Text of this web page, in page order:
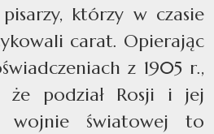
którzy w czasie
carat. Opierając
z 1905 r.,
że podział Rosji i jej
światowej to